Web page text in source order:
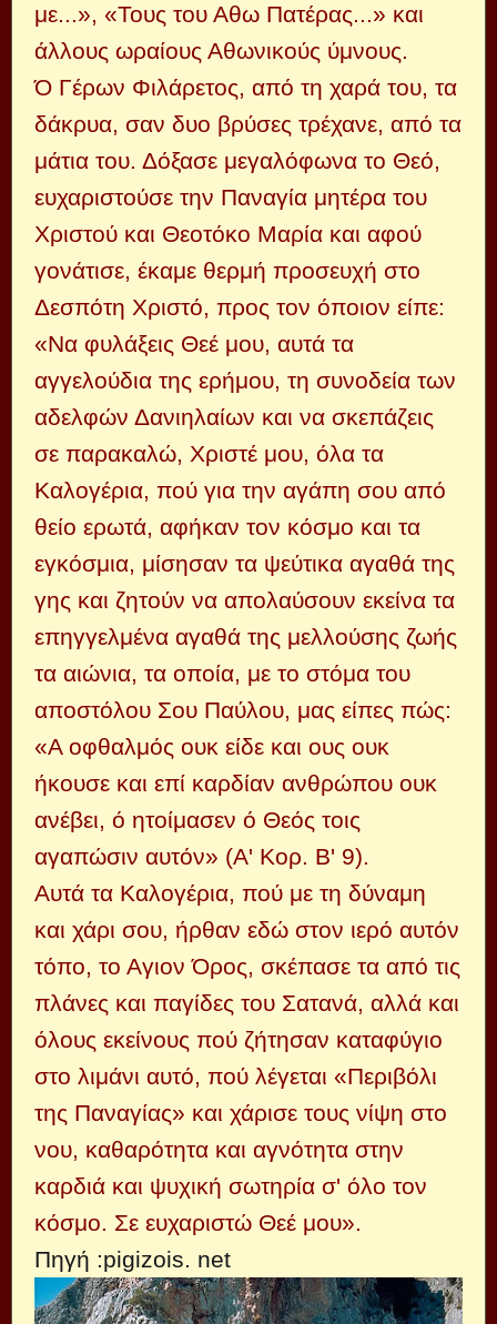
με...», «Τους του Αθω Πατέρας...» και
άλλους ωραίους Αθωνικούς ύμνους.
Ό Γέρων Φιλάρετος, από τη χαρά του, τα
δάκρυα, σαν δυο βρύσες τρέχανε, από τα
μάτια του. Δόξασε μεγαλόφωνα το Θεό,
ευχαριστούσε την Παναγία μητέρα του
Χριστού και Θεοτόκο Μαρία και αφού
γονάτισε, έκαμε θερμή προσευχή στο
Δεσπότη Χριστό, προς τον όποιον είπε:
«Να φυλάξεις Θεέ μου, αυτά τα
αγγελούδια της ερήμου, τη συνοδεία των
αδελφών Δανιηλαίων και να σκεπάζεις
σε παρακαλώ, Χριστέ μου, όλα τα
Καλογέρια, πού για την αγάπη σου από
θείο ερωτά, αφήκαν τον κόσμο και τα
εγκόσμια, μίσησαν τα ψεύτικα αγαθά της
γης και ζητούν να απολαύσουν εκείνα τα
επηγγελμένα αγαθά της μελλούσης ζωής
τα αιώνια, τα οποία, με το στόμα του
αποστόλου Σου Παύλου, μας είπες πώς:
«Α οφθαλμός ουκ είδε και ους ουκ
ήκουσε και επί καρδίαν ανθρώπου ουκ
ανέβει, ό ητοίμασεν ό Θεός τοις
αγαπώσιν αυτόν» (Α' Κορ. Β' 9).
Αυτά τα Καλογέρια, πού με τη δύναμη
και χάρι σου, ήρθαν εδώ στον ιερό αυτόν
τόπο, το Αγιον Όρος, σκέπασε τα από τις
πλάνες και παγίδες του Σατανά, αλλά και
όλους εκείνους πού ζήτησαν καταφύγιο
στο λιμάνι αυτό, πού λέγεται «Περιβόλι
της Παναγίας» και χάρισε τους νίψη στο
νου, καθαρότητα και αγνότητα στην
καρδιά και ψυχική σωτηρία σ' όλο τον
κόσμο. Σε ευχαριστώ Θεέ μου».
Πηγή :pigizois. net